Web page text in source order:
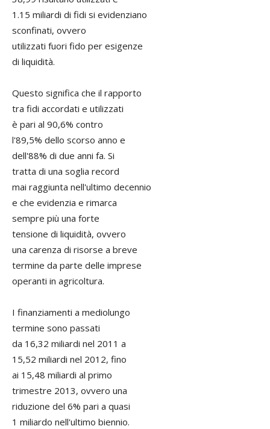
1.15 miliardi di fidi si evidenziano
sconfinati, ovvero
utilizzati fuori fido per esigenze
di liquidità.
Questo significa che il rapporto
tra fidi accordati e utilizzati
è pari al 90,6% contro
l'89,5% dello scorso anno e
dell'88% di due anni fa. Si
tratta di una soglia record
mai raggiunta nell'ultimo decennio
e che evidenzia e rimarca
sempre più una forte
tensione di liquidità, ovvero
una carenza di risorse a breve
termine da parte delle imprese
operanti in agricoltura.
I finanziamenti a mediolungo
termine sono passati
da 16,32 miliardi nel 2011 a
15,52 miliardi nel 2012, fino
ai 15,48 miliardi al primo
trimestre 2013, ovvero una
riduzione del 6% pari a quasi
1 miliardo nell'ultimo biennio.